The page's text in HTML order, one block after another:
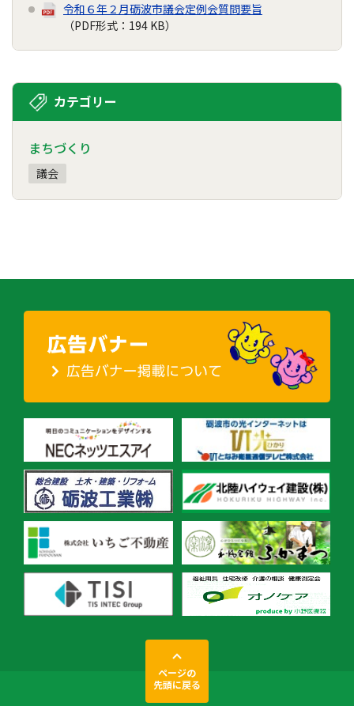
令和６年２月砺波市議会定例会質問要旨
（PDF形式：194 KB）
カテゴリー
まちづくり
議会
ページの
先頭に戻る